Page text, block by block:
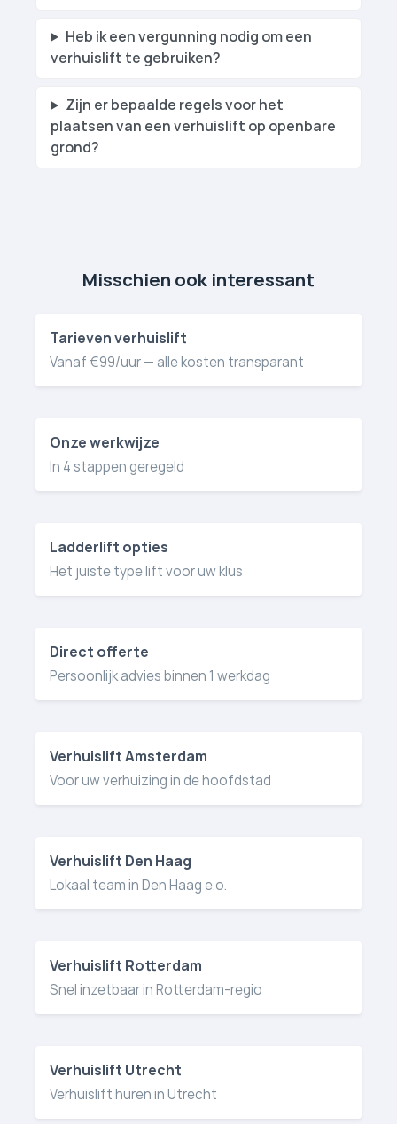
Heb ik een vergunning nodig om een
verhuislift te gebruiken?
Zijn er bepaalde regels voor het
plaatsen van een verhuislift op openbare
grond?
Misschien ook interessant
Tarieven verhuislift
Vanaf €99/uur — alle kosten transparant
Onze werkwijze
In 4 stappen geregeld
Ladderlift opties
Het juiste type lift voor uw klus
Direct offerte
Persoonlijk advies binnen 1 werkdag
Verhuislift Amsterdam
Voor uw verhuizing in de hoofdstad
Verhuislift Den Haag
Lokaal team in Den Haag e.o.
Verhuislift Rotterdam
Snel inzetbaar in Rotterdam-regio
Verhuislift Utrecht
Verhuislift huren in Utrecht